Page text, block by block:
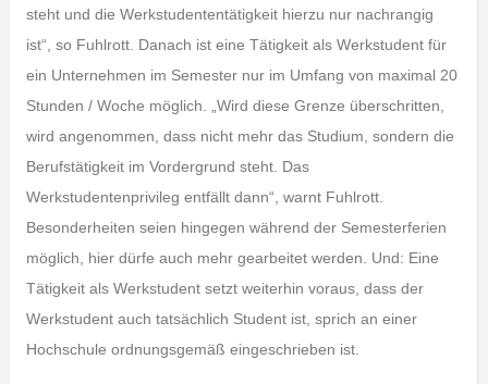
steht und die Werkstudententätigkeit hierzu nur nachrangig
ist“, so Fuhlrott. Danach ist eine Tätigkeit als Werkstudent für
ein Unternehmen im Semester nur im Umfang von maximal 20
Stunden / Woche möglich. „Wird diese Grenze überschritten,
wird angenommen, dass nicht mehr das Studium, sondern die
Berufstätigkeit im Vordergrund steht. Das
Werkstudentenprivileg entfällt dann“, warnt Fuhlrott.
Besonderheiten seien hingegen während der Semesterferien
möglich, hier dürfe auch mehr gearbeitet werden. Und: Eine
Tätigkeit als Werkstudent setzt weiterhin voraus, dass der
Werkstudent auch tatsächlich Student ist, sprich an einer
Hochschule ordnungsgemäß eingeschrieben ist.